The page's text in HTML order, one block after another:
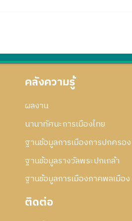
คลังความรู้
ผลงาน
นานาทัศนะการเมืองไทย
ฐานข้อมูลการเมืองการปกครอง
ฐานข้อมูลรางวัลพระปกเกล้า
ฐานข้อมูลการเมืองภาคพลเมือง
ติดต่อ